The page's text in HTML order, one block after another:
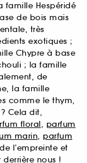
famille Hespéridé
de bois mais
très
exotiques ;
Chypre à base
; la famille
de
la famille
comme le thym,
Cela dit,
floral, parfum
marin, parfum
l’empreinte et
derrière nous !